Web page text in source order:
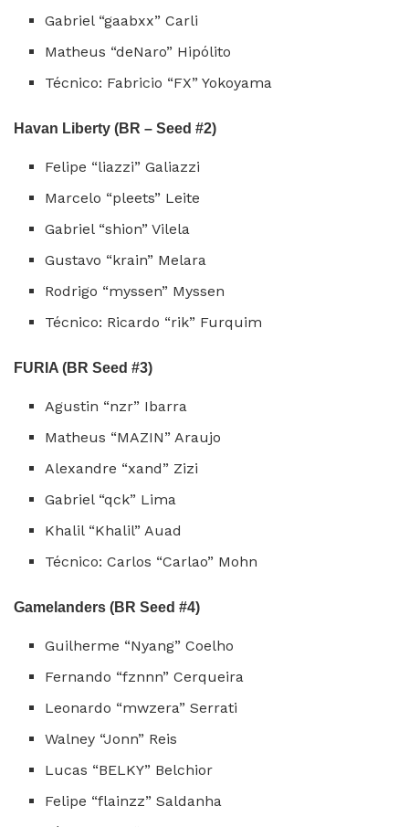
Gabriel “gaabxx” Carli
Matheus “deNaro” Hipólito
Técnico: Fabricio “FX” Yokoyama
Havan Liberty (BR – Seed #2)
Felipe “liazzi” Galiazzi
Marcelo “pleets” Leite
Gabriel “shion” Vilela
Gustavo “krain” Melara
Rodrigo “myssen” Myssen
Técnico: Ricardo “rik” Furquim
FURIA (BR Seed #3)
Agustin “nzr” Ibarra
Matheus “MAZIN” Araujo
Alexandre “xand” Zizi
Gabriel “qck” Lima
Khalil “Khalil” Auad
Técnico: Carlos “Carlao” Mohn
Gamelanders (BR Seed #4)
Guilherme “Nyang” Coelho
Fernando “fznnn” Cerqueira
Leonardo “mwzera” Serrati
Walney “Jonn” Reis
Lucas “BELKY” Belchior
Felipe “flainzz” Saldanha